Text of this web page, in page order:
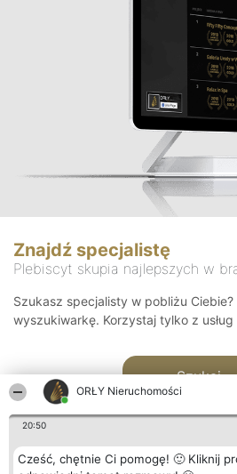
ORŁY Nieruchomości
20:50
Cześć, chętnie Ci pomogę! 🙂 Kliknij
Znajdź specjalistę
Plebiscyt skupia najlepszych w
Szukasz specjalisty w pobliżu
wyszukiwarkę. Korzystaj tylko z
Szukaj